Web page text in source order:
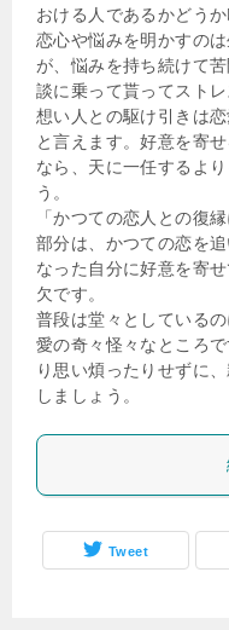
おける人であるかどう
恋心や悩みを明かすの
が、悩みを持ち続けて
談に乗って貰ってスト
想い人との駆け引きは
と言えます。好意を寄
なら、天に一任するよ
う。
「かつての恋人との復
部分は、かつての恋を
なった自分に好意を寄
欠です。
普段は堂々としている
愛の奇々怪々なところ
り思い煩ったりせずに
しましょう。
Tweet